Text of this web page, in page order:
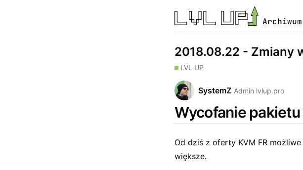
Archiwum
2018.08.22 - Zmiany
LVL UP
SystemZ Admin lvlup.pro
Wycofanie pakietu
Od dziś z oferty KVM FR
większe.